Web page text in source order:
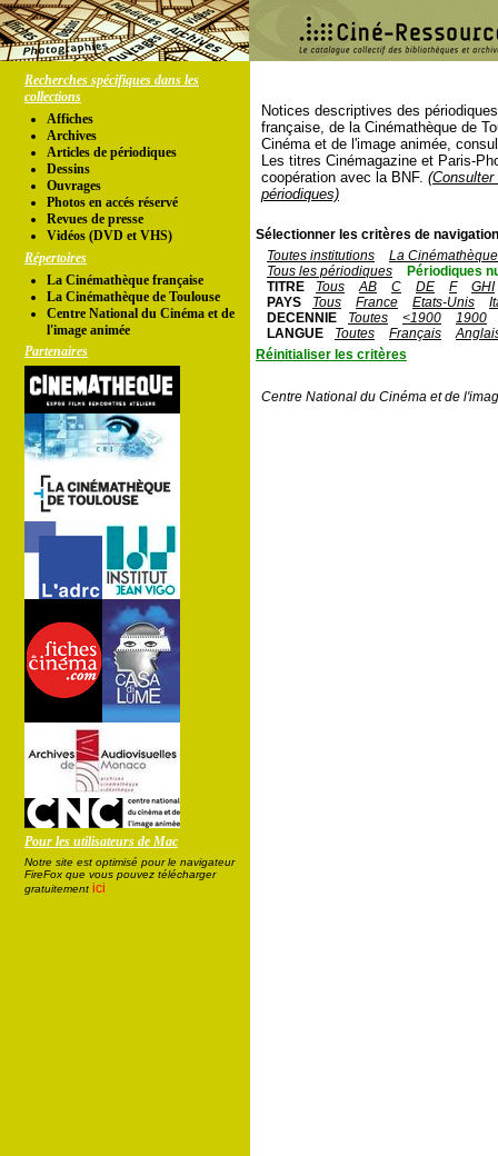
Recherches spécifiques dans les
collections
Affiches
Archives
Articles de périodiques
Dessins
Ouvrages
Photos en accés réservé
Revues de presse
Vidéos (DVD et VHS)
Répertoires
La Cinémathèque française
La Cinémathèque de Toulouse
Centre National du Cinéma et de
l'image animée
Partenaires
Pour les utilisateurs de Mac
Notre site est optimisé pour le navigateur
FireFox que vous pouvez télécharger
gratuitement ici
Notices descriptives des
française, de la Cinémathèque de
Cinéma et de l'image animée,
Les titres Cinémagazine et Paris-
coopération avec la BNF.
périodiques)
Sélectionner les critères de
Toutes institutions
La
Tous les périodiques
Périodiques
TITRE
Tous AB C DE F
GHI
PAYS
Tous France Etats-Unis
DECENNIE
Toutes <1900
1900
LANGUE
Toutes Français
Réinitialiser les critères
Centre National du Cinéma et de